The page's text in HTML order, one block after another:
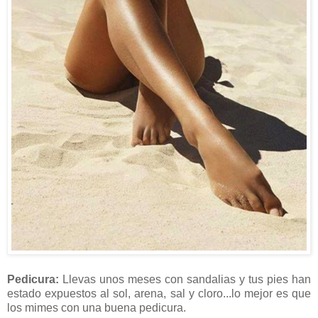
Pedicura: Llevas unos meses con sandalias y tus pies han
estado expuestos al sol, arena, sal y cloro...lo mejor es que
los mimes con una buena pedicura.